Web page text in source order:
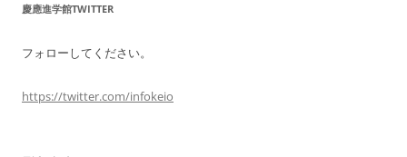
慶應進学館TWITTER
フォローしてください。
https://twitter.com/infokeio